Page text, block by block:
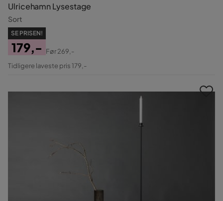
Ulricehamn Lysestage
Sort
SE PRISEN!
Pris
179,-
Original
Før269,-
Tidligere laveste pris 179,-